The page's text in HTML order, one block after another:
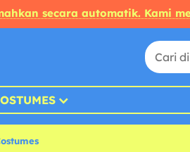
secara automatik. Kami